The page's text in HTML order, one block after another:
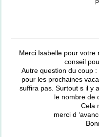
Merci Isabelle pour votre
conseil
Autre question du coup
pour les prochaines
suffira pas. Surtout s il y
le nombre de
Cela
merci d